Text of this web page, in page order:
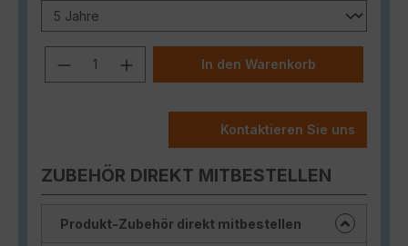
Produkt Anzahl: Gib den
In den Warenkorb
Kontaktieren Sie uns
ZUBEHÖR DIREKT MITBESTELLEN
Produkt-Zubehör direkt mitbestellen